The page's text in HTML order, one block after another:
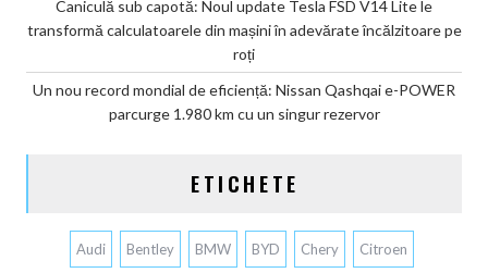
Caniculă sub capotă: Noul update Tesla FSD V14 Lite le
transformă calculatoarele din mașini în adevărate încălzitoare pe
roți
Un nou record mondial de eficiență: Nissan Qashqai e-POWER
parcurge 1.980 km cu un singur rezervor
ETICHETE
Audi Bentley BMW BYD Chery Citroen